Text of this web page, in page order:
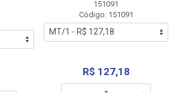
151091
Código: 151091
R$ 127,18